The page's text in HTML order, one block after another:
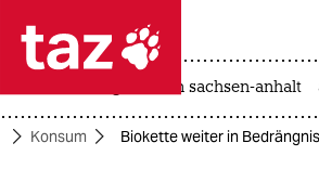
 taz zahl ich
taz zahl ich
landtagswahl in sachsen-anhalt
Konsum Biokette weiter in